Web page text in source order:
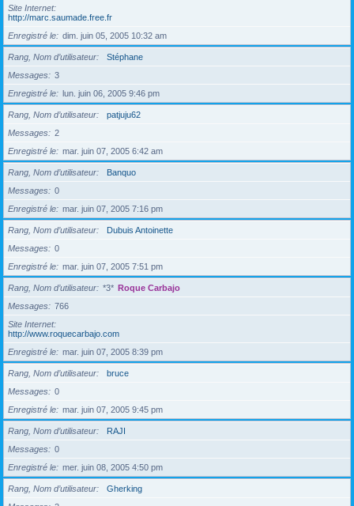
Site Internet
http://marc.saumade.free.fr
Enregistré le
dim. juin 05, 2005 10:32 am
Rang, Nom d’utilisateur
Stéphane
Messages
3
Enregistré le
lun. juin 06, 2005 9:46 pm
Rang, Nom d’utilisateur
patjuju62
Messages
2
Enregistré le
mar. juin 07, 2005 6:42 am
Rang, Nom d’utilisateur
Banquo
Messages
0
Enregistré le
mar. juin 07, 2005 7:16 pm
Rang, Nom d’utilisateur
Dubuis Antoinette
Messages
0
Enregistré le
mar. juin 07, 2005 7:51 pm
Rang, Nom d’utilisateur *3* Roque Carbajo
Messages
766
Site Internet
http://www.roquecarbajo.com
Enregistré le
mar. juin 07, 2005 8:39 pm
Rang, Nom d’utilisateur
bruce
Messages
0
Enregistré le
mar. juin 07, 2005 9:45 pm
Rang, Nom d’utilisateur
RAJI
Messages
0
Enregistré le
mer. juin 08, 2005 4:50 pm
Rang, Nom d’utilisateur
Gherking